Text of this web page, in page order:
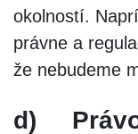
okolností.
právne a
že nebudeme
d)